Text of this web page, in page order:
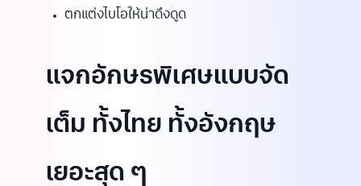
ตกแต่งไบโอให้น่าดึงดูด
แจกอักษรพิเศษแบบจัด
เต็ม ทั้งไทย ทั้งอังกฤษ
เยอะสุด ๆ